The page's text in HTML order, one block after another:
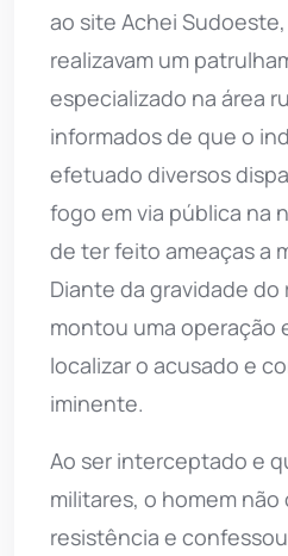
ao site Achei
realizavam um
especializado na área
informados de que o
efetuado diversos
fogo em via pública na
de ter feito ameaças a
Diante da gravidade
montou uma operação
localizar o acusado e
iminente.
Ao ser interceptado e
militares, o homem
resistência e